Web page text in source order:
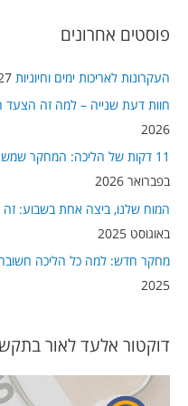
r
r
:
פוסטים אחרונים
העקרונות לאריכות ימים וחיוניות 27 באפריל
חוות דעת שנייה – למה זה הצעד
2026
11 דקות של הליכה: המחקר שמשנה את מה שחשבנו על פעילות גופנית
בפברואר 2026
המוח שלנו, ביצה אחת בשבוע: זה
באוגוסט 2025
מחקר חדש: למה כל הליכה חשובה,
2025
דוקטור אלעד לאור